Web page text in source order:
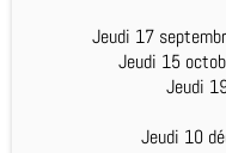
Jeudi 17
Jeudi 15
Jeudi
Jeudi 10